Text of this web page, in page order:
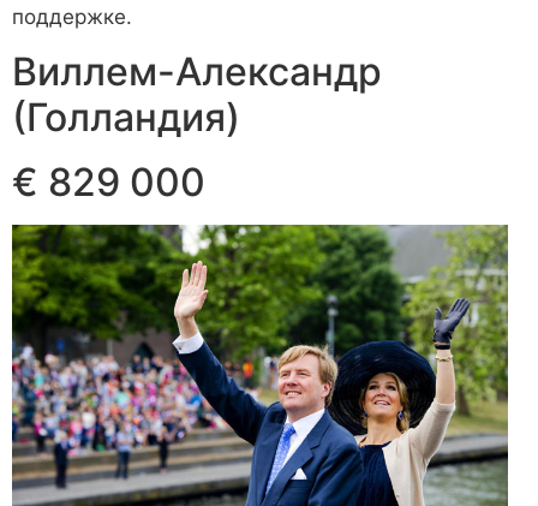
поддержке.
Виллем-Александр
(Голландия)
€ 829 000